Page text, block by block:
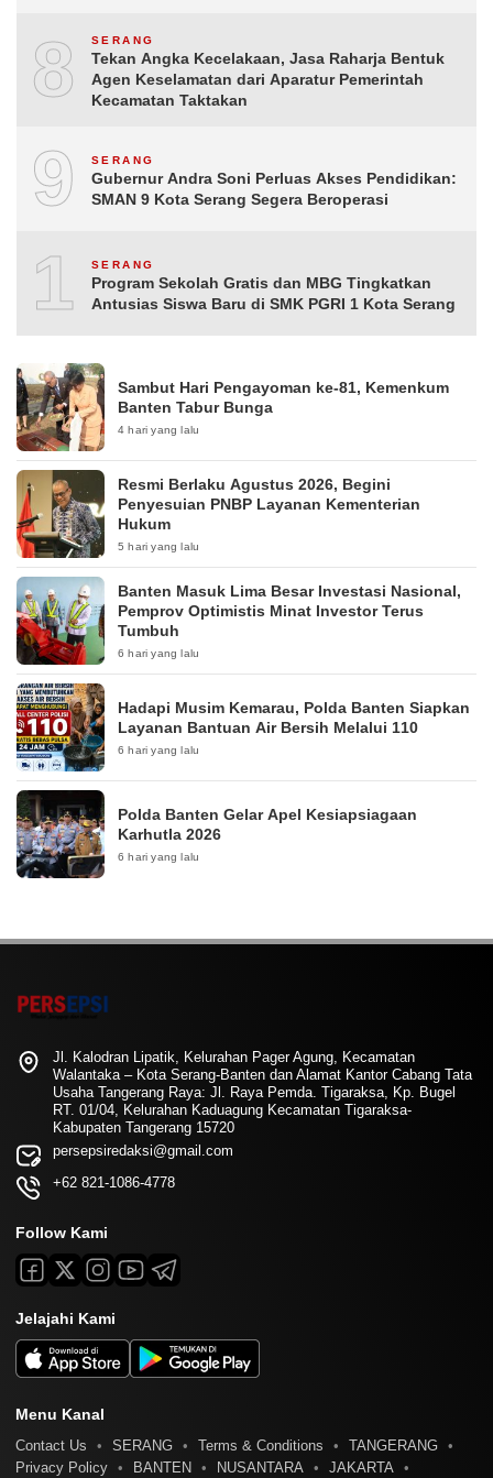
8 SERANG
Tekan Angka Kecelakaan, Jasa Raharja Bentuk
Agen Keselamatan dari Aparatur Pemerintah
Kecamatan Taktakan
9 SERANG
Gubernur Andra Soni Perluas Akses Pendidikan:
SMAN 9 Kota Serang Segera Beroperasi
10SERANG
Program Sekolah Gratis dan MBG Tingkatkan
Antusias Siswa Baru di SMK PGRI 1 Kota Serang
Sambut Hari Pengayoman ke-81, Kemenkum
Banten Tabur Bunga
4 hari yang lalu
Resmi Berlaku Agustus 2026, Begini
Penyesuian PNBP Layanan Kementerian
Hukum
5 hari yang lalu
Banten Masuk Lima Besar Investasi Nasional,
Pemprov Optimistis Minat Investor Terus
Tumbuh
6 hari yang lalu
Hadapi Musim Kemarau, Polda Banten Siapkan
Layanan Bantuan Air Bersih Melalui 110
6 hari yang lalu
Polda Banten Gelar Apel Kesiapsiagaan
Karhutla 2026
6 hari yang lalu
Jl. Kalodran Lipatik, Kelurahan Pager Agung, Kecamatan
Walantaka – Kota Serang-Banten dan Alamat Kantor Cabang Tata
Usaha Tangerang Raya: Jl. Raya Pemda. Tigaraksa, Kp. Bugel
RT. 01/04, Kelurahan Kaduagung Kecamatan Tigaraksa-
Kabupaten Tangerang 15720
persepsiredaksi@gmail.com
+62 821-1086-4778
Follow Kami
Jelajahi Kami
Menu Kanal
Contact Us SERANG Terms & Conditions
TANGERANG
Privacy Policy
BANTEN NUSANTARA JAKARTA